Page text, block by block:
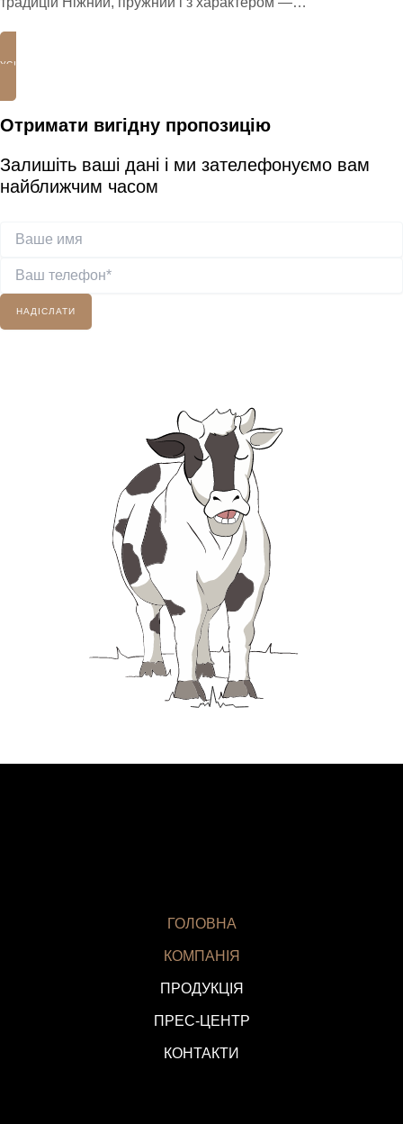
УСІ НОВИНИ
Отримати вигідну пропозицію
Залишіть ваші дані і ми зателефонуємо вам
найближчим часом
ГОЛОВНА
КОМПАНІЯ
ПРОДУКЦІЯ
ПРЕС-ЦЕНТР
КОНТАКТИ